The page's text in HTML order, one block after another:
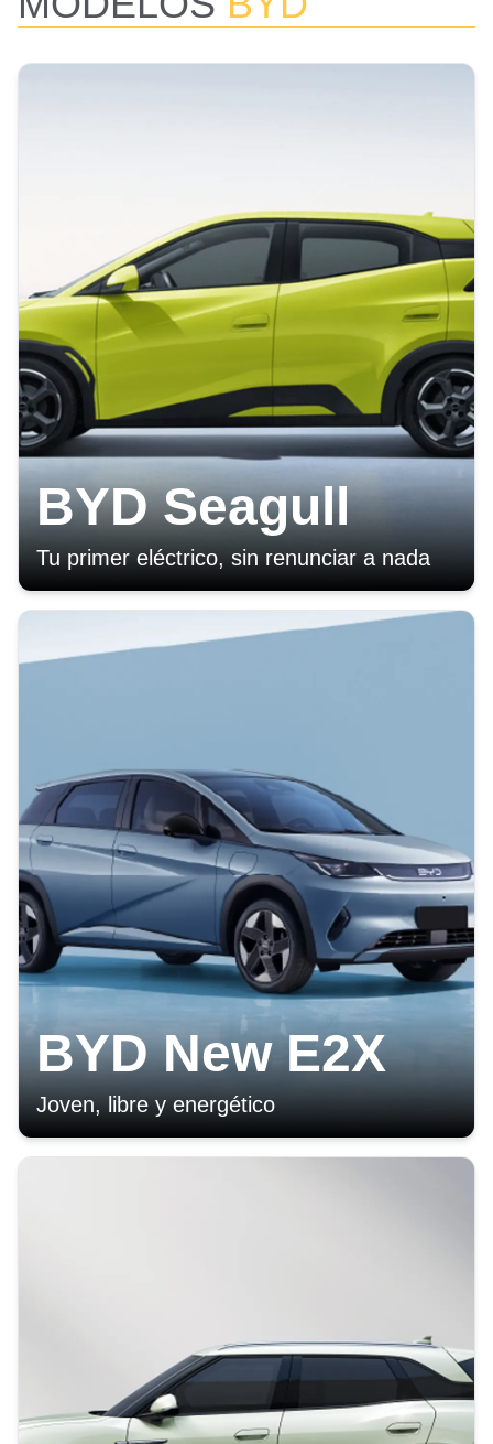
BYD Seagull
Tu primer eléctrico, sin renunciar a nada
BYD New E2X
Joven, libre y energético